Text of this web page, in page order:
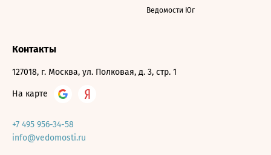
Ведомости Юг
Контакты
127018, г. Москва, ул. Полковая, д. 3, стр. 1
На карте
+7 495 956-34-58
info@vedomosti.ru